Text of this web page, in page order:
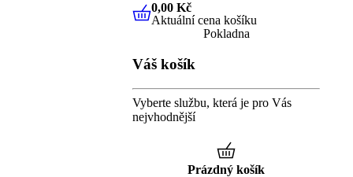
0,00 KčAktuální cena košíku
0,00 Kč
Aktuální cena košíku
Pokladna
Váš košík
Vyberte službu, která je pro Vás
nejvhodnější
Prázdný košík